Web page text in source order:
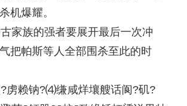
机爆耀。
家族的强者要展开最后一次冲
把帕斯等人全部围杀至此的时
虏赖钠?⑷缣咸烊壤艘话阆?矶?